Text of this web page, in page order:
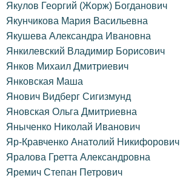
Якулов Георгий (Жорж) Богданович
Якунчикова Мария Васильевна
Якушева Александра Ивановна
Янкилевский Владимир Борисович
Янков Михаил Дмитриевич
Янковская Маша
Янович Видберг Сигизмунд
Яновская Ольга Дмитриевна
Яныченко Николай Иванович
Яр-Кравченко Анатолий Никифорович
Яралова Гретта Александровна
Яремич Степан Петрович